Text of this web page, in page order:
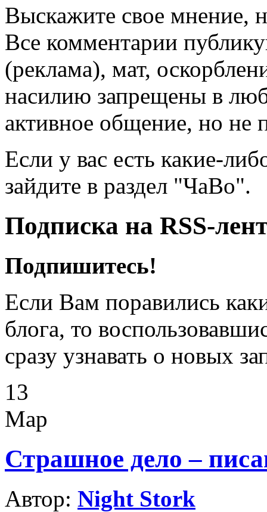
Выскажите свое мнение,
Все комментарии
(реклама), мат,
насилию запрещены в
активное общение, но не
Если у вас есть какие-
зайдите в раздел "ЧаВо".
Подписка на RSS-
Подпишитесь!
Если Вам поравились
блога, то
сразу узнавать о новых
13
Мар
Страшное дело –
Автор: Night Stork